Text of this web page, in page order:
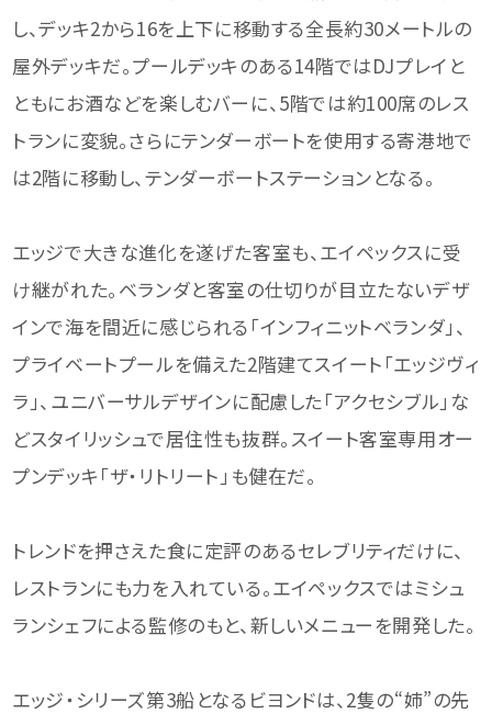
し、デッキ2から16を上下に移動する全長約30メートルの
屋外デッキだ。プールデッキのある14階ではDJプレイと
ともにお酒などを楽しむバーに、5階では約100席のレス
トランに変貌。さらにテンダーボートを使用する寄港地で
は2階に移動し、テンダーボートステーションとなる。
エッジで大きな進化を遂げた客室も、エイペックスに受
け継がれた。ベランダと客室の仕切りが目立たないデザ
インで海を間近に感じられる「インフィニットベランダ」、
プライベートプールを備えた2階建てスイート「エッジヴィ
ラ」、ユニバーサルデザインに配慮した「アクセシブル」な
どスタイリッシュで居住性も抜群。スイート客室専用オー
プンデッキ「ザ・リトリート」も健在だ。
トレンドを押さえた食に定評のあるセレブリティだけに、
レストランにも力を入れている。エイペックスではミシュ
ランシェフによる監修のもと、新しいメニューを開発した。
エッジ・シリーズ第3船となるビヨンドは、2隻の“姉”の先